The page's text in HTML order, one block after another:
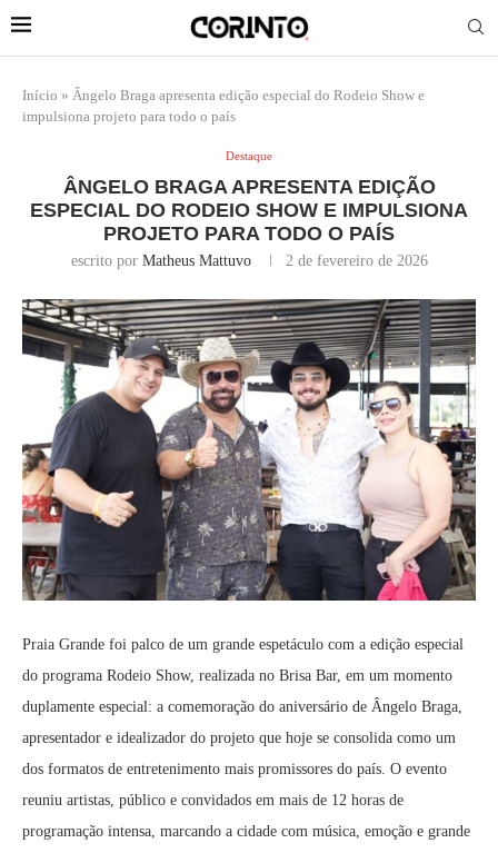
Início » Ângelo Braga apresenta edição especial do Rodeio Show e
impulsiona projeto para todo o país
Destaque
ÂNGELO BRAGA APRESENTA EDIÇÃO
ESPECIAL DO RODEIO SHOW E IMPULSIONA
PROJETO PARA TODO O PAÍS
escrito por Matheus Mattuvo 2 de fevereiro de 2026
Praia Grande foi palco de um grande espetáculo com a edição especial
do programa Rodeio Show, realizada no Brisa Bar, em um momento
duplamente especial: a comemoração do aniversário de Ângelo Braga,
apresentador e idealizador do projeto que hoje se consolida como um
dos formatos de entretenimento mais promissores do país. O evento
reuniu artistas, público e convidados em mais de 12 horas de
programação intensa, marcando a cidade com música, emoção e grande